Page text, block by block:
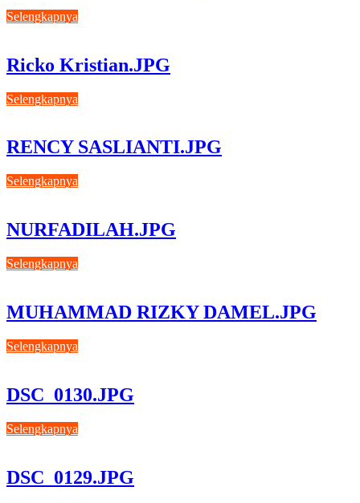
Selengkapnya
Ricko Kristian.JPG
Selengkapnya
RENCY SASLIANTI.JPG
Selengkapnya
NURFADILAH.JPG
Selengkapnya
MUHAMMAD RIZKY DAMEL.JPG
Selengkapnya
DSC_0130.JPG
Selengkapnya
DSC_0129.JPG